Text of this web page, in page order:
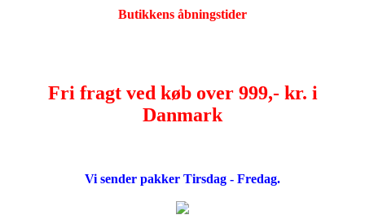
Butikkens åbningstider
Fri fragt ved køb over 999,- kr. i
Danmark
Vi sender pakker Tirsdag - Fredag.